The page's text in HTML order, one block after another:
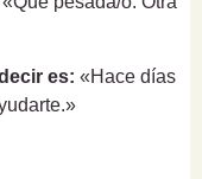
es: «Hace días